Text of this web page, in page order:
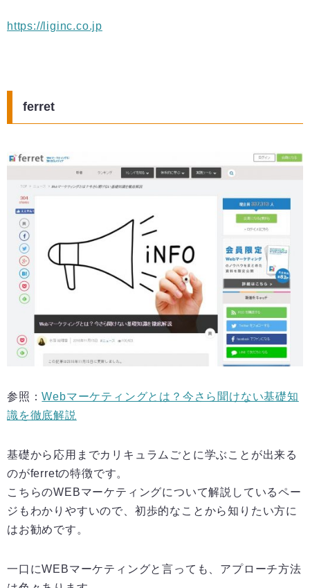
https://liginc.co.jp
ferret
参照：Webマーケティングとは？今さら聞けない基礎知
識を徹底解説
基礎から応用までカリキュラムごとに学ぶことが出来る
のがferretの特徴です。
こちらのWEBマーケティングについて解説しているペー
ジもわかりやすいので、初歩的なことから知りたい方に
はお勧めです。
一口にWEBマーケティングと言っても、アプローチ方法